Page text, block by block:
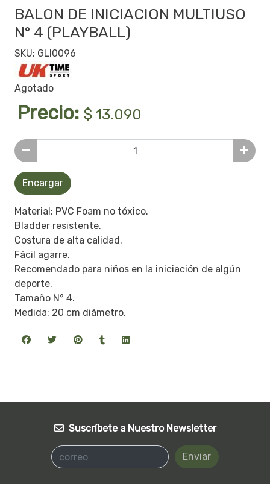
BALON DE INICIACION MULTIUSO
N° 4 (PLAYBALL)
SKU: GLI0096
Agotado
Precio: $ 13.090
Encargar
Material: PVC Foam no tóxico.
Bladder resistente.
Costura de alta calidad.
Fácil agarre.
Recomendado para niños en la iniciación de algún
deporte.
Tamaño N° 4.
Medida: 20 cm diámetro.
Suscríbete a Nuestro Newsletter
Enviar